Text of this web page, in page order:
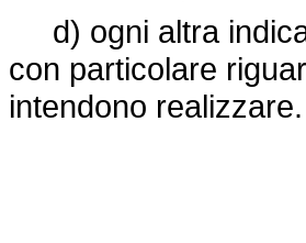
d) ogni altra
con particolare
intendono realizzare.